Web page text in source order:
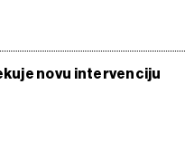
novu intervenciju